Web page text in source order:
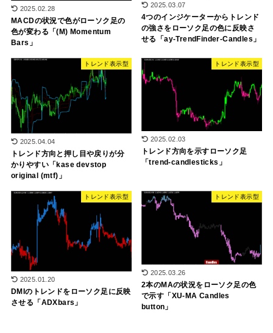
2025.02.28
MACDの状況で色がローソク足の
色が変わる「(M) Momentum
Bars」
2025.03.07
4つのインジケーターからトレンド
の強さをローソク足の色に反映さ
せる「ay-TrendFinder-Candles」
トレンド表示型
2025.04.04
トレンド方向と押し目や戻りが分
かりやすい「kase devstop
original (mtf)」
トレンド表示型
2025.02.03
トレンド方向を示すローソク足
「trend-candlesticks」
トレンド表示型
2025.01.20
DMIのトレンドをローソク足に反映
させる「ADXbars」
トレンド表示型
2025.03.26
2本のMAの状況をローソク足の色
で示す「XU-MA Candles
button」